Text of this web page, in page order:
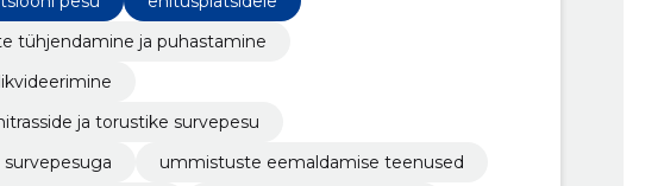
tühjendamine ja puhastamine
ja torustike survepesu
ummistuste eemaldamise teenused